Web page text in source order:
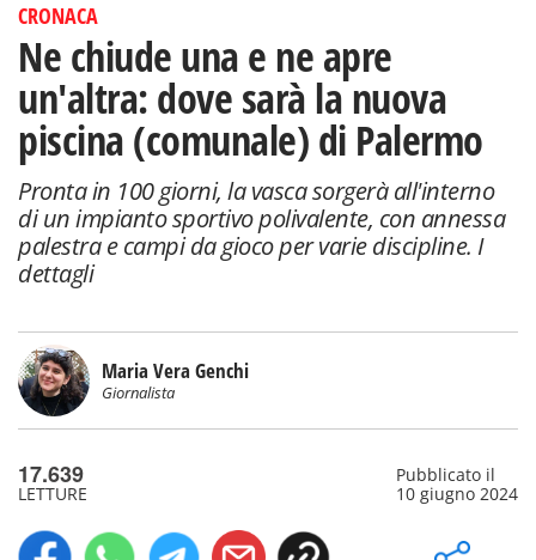
CRONACA
Ne chiude una e ne apre
un'altra: dove sarà la nuova
piscina (comunale) di Palermo
Pronta in 100 giorni, la vasca sorgerà all'interno
di un impianto sportivo polivalente, con annessa
palestra e campi da gioco per varie discipline. I
dettagli
Maria Vera Genchi
Giornalista
17.639
LETTURE
Pubblicato il
10 giugno 2024